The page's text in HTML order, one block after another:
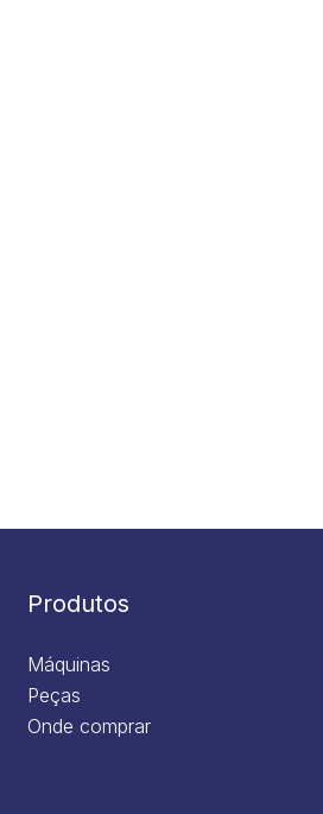
Produtos
Máquinas
Peças
Onde comprar